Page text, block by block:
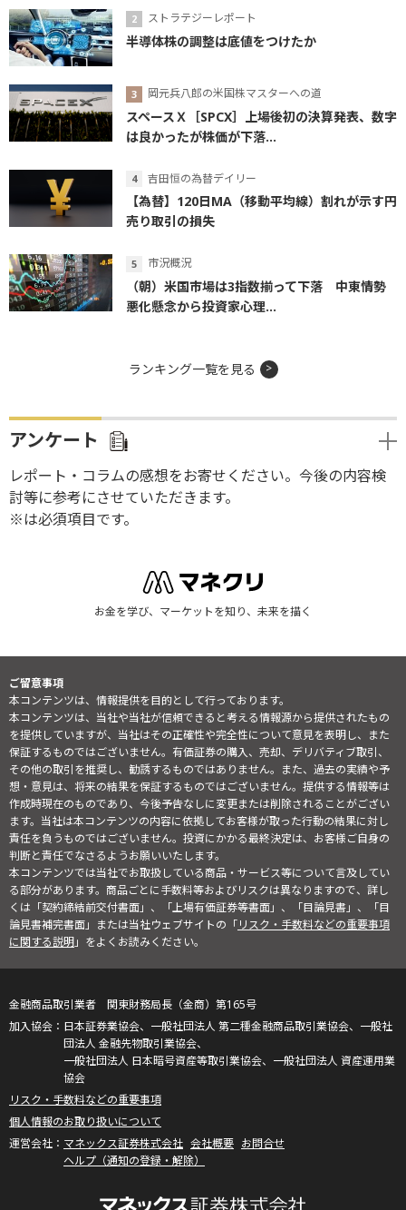
ストラテジーレポート
半導体株の調整は底値をつけたか
岡元兵八郎の米国株マスターへの道
スペースＸ［SPCX］上場後初の決算発表、数字
は良かったが株価が下落...
吉田恒の為替デイリー
【為替】120日MA（移動平均線）割れが示す円
売り取引の損失
市況概況
（朝）米国市場は3指数揃って下落 中東情勢
悪化懸念から投資家心理...
ランキング一覧を見る
アンケート
レポート・コラムの感想をお寄せください。今後の内容検
討等に参考にさせていただきます。
※は必須項目です。
お金を学び、マーケットを知り、未来を描く
ご留意事項
本コンテンツは、情報提供を目的として行っております。
本コンテンツは、当社や当社が信頼できると考える情報源から提供されたもの
を提供していますが、当社はその正確性や完全性について意見を表明し、また
保証するものではございません。有価証券の購入、売却、デリバティブ取引、
その他の取引を推奨し、勧誘するものではありません。また、過去の実績や予
想・意見は、将来の結果を保証するものではございません。提供する情報等は
作成時現在のものであり、今後予告なしに変更または削除されることがござい
ます。当社は本コンテンツの内容に依拠してお客様が取った行動の結果に対し
責任を負うものではございません。投資にかかる最終決定は、お客様ご自身の
判断と責任でなさるようお願いいたします。
本コンテンツでは当社でお取扱している商品・サービス等について言及してい
る部分があります。商品ごとに手数料等およびリスクは異なりますので、詳し
くは「契約締結前交付書面」、「上場有価証券等書面」、「目論見書」、「目
論見書補完書面」または当社ウェブサイトの「リスク・手数料などの重要事項
に関する説明」をよくお読みください。
金融商品取引業者 関東財務局長（金商）第165号
日本証券業協会、一般社団法人 第二種金融商品取引業協会、一般社
団法人 金融先物取引業協会、
一般社団法人 日本暗号資産等取引業協会、一般社団法人 資産運用業
協会
リスク・手数料などの重要事項
個人情報のお取り扱いについて
マネックス証券株式会社 会社概要 お問合せ
ヘルプ（通知の登録・解除）